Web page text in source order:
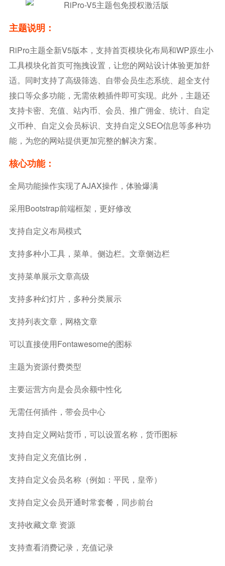
主题说明：
RiPro主题全新V5版本，支持首页模块化布局和WP原生小
工具模块化首页可拖拽设置，让您的网站设计体验更加舒
适。同时支持了高级筛选、自带会员生态系统、超全支付
接口等众多功能，无需依赖插件即可实现。此外，主题还
支持卡密、充值、站内币、会员、推广佣金、统计、自定
义币种、自定义会员标识、支持自定义SEO信息等多种功
能，为您的网站提供更加完整的解决方案。
核心功能：
全局功能操作实现了AJAX操作，体验爆满
采用bootstrap前端框架，更好修改
支持自定义布局模式
支持多种小工具，菜单。侧边栏。文章侧边栏
支持菜单展示文章高级
支持多种幻灯片，多种分类展示
支持列表文章，网格文章
可以直接使用fontawesome的图标
主题为资源付费类型
主要运营方向是会员余额中性化
无需任何插件，带会员中心
支持自定义网站货币，可以设置名称，货币图标
支持自定义充值比例，
支持自定义会员名称（例如：平民，皇帝）
支持自定义会员开通时常套餐，同步前台
支持收藏文章 资源
支持查看消费记录，充值记录